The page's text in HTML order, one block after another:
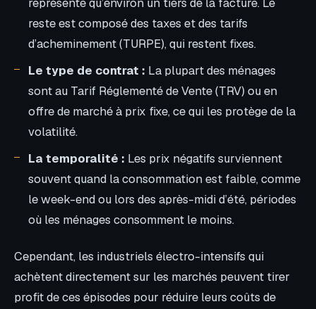
reste est composé des taxes et des tarifs
d’acheminement (TURPE), qui restent fixes.
Le type de contrat : La plupart des ménages
sont au Tarif Réglementé de Vente (TRV) ou en
offre de marché à prix fixe, ce qui les protège de la
volatilité.
La temporalité : Les prix négatifs surviennent
souvent quand la consommation est faible, comme
le week-end ou lors des après-midi d’été, périodes
où les ménages consomment le moins.
Cependant, les industriels électro-intensifs qui
achètent directement sur les marchés peuvent tirer
profit de ces épisodes pour réduire leurs coûts de